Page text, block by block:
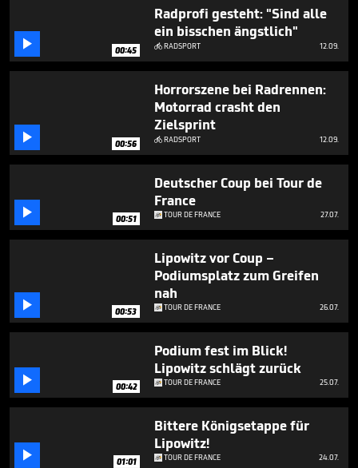
seconds
 00:45
Radprofi gesteht: "Sind alle
ein bisschen ängstlich"
RADSPORT 12.09.
 00:56
Horrorszene bei Radrennen:
Motorrad crasht den
Zielsprint
RADSPORT 12.09.
 00:51
Deutscher Coup bei Tour de
France
TOUR DE FRANCE 27.07.
 00:53
Lipowitz vor Coup –
Podiumsplatz zum Greifen
nah
TOUR DE FRANCE 26.07.
 00:42
Podium fest im Blick!
Lipowitz schlägt zurück
TOUR DE FRANCE 25.07.
 01:01
Bittere Königsetappe für
Lipowitz!
TOUR DE FRANCE 24.07.